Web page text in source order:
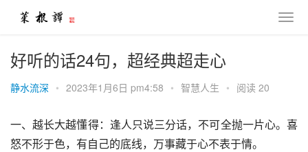
好听的话24句，超经典超走心
静水流深 • 2023年1月6日 pm4:58 • 智慧人生 • 阅读 20
一、越长大越懂得：逢人只说三分话，不可全抛一片心。喜
怒不形于色，有自己的底线，万事藏于心不表于情。